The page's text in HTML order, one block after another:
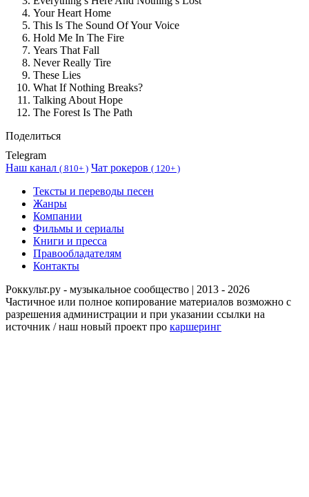
Your Heart Home
This Is The Sound Of Your Voice
Hold Me In The Fire
Years That Fall
Never Really Tire
These Lies
What If Nothing Breaks?
Talking About Hope
The Forest Is The Path
Поделиться
Telegram
Наш канал ( 810+ ) Чат рокеров ( 120+ )
Тексты и переводы песен
Жанры
Компании
Фильмы и сериалы
Книги и пресса
Правообладателям
Контакты
Роккульт.ру - музыкальное сообщество | 2013 - 2026
Частичное или полное копирование материалов возможно с
разрешения администрации и при указании ссылки на
источник / наш новый проект про каршеринг